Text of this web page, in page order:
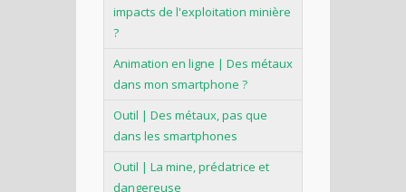
impacts de l'exploitation minière
?
Animation en ligne | Des métaux
dans mon smartphone ?
Outil | Des métaux, pas que
dans les smartphones
Outil | La mine, prédatrice et
dangereuse